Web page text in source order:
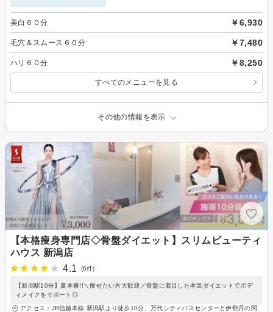
美白６０分 ￥6,930
毛穴＆スムース６０分 ￥7,480
ハリ６０分 ￥8,250
すべてのメニューを見る
その他の情報を表示
【本格痩身専門店◇骨盤ダイエット】スリムビューティ
ハウス 新潟店
4.1
(6件)
【新潟駅10分】夏本番!!＼痩せたい方大歓迎／骨盤に着目した本気ダイエットでボデ
ィメイクをサポート◎
アクセス：JR信越本線 新潟駅より徒歩10分、万代シティバスセンターと伊勢丹の間